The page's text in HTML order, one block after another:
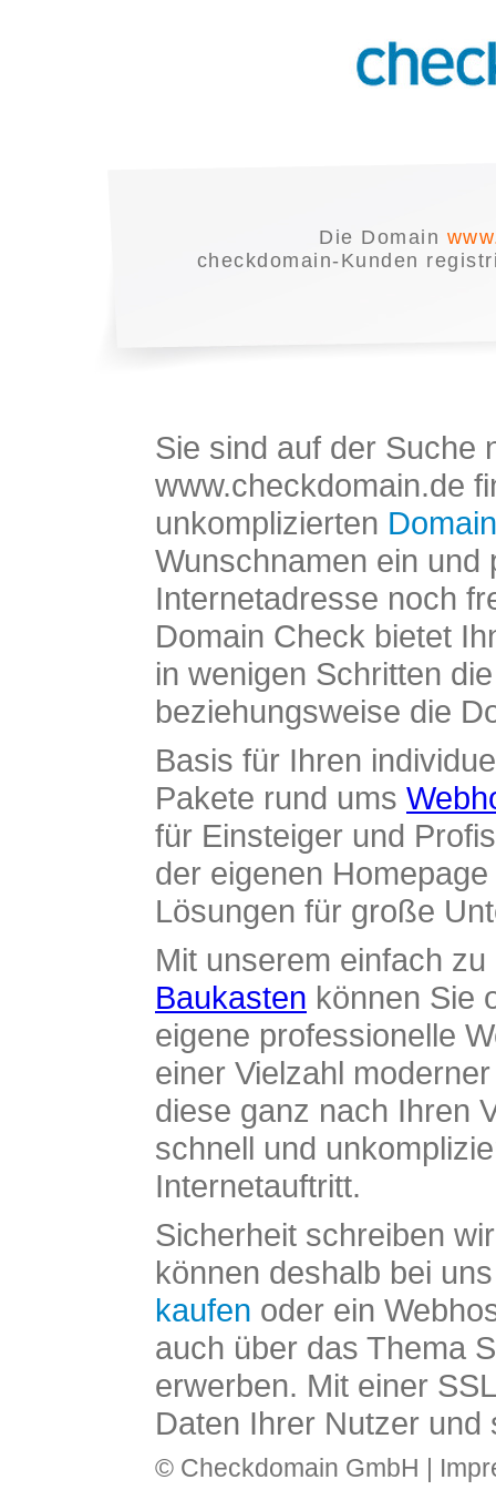
Die Domain
checkdomain-Kunden
Sie sind auf der Suche
www.checkdomain.de
unkomplizierten
Wunschnamen ein und
Internetadresse noch
Domain Check bietet
in wenigen Schritten
beziehungsweise die
Basis für Ihren
Pakete rund ums
für Einsteiger und
der eigenen
Lösungen für große
Mit unserem einfach
Baukasten können Sie
eigene professionelle
einer Vielzahl
diese ganz nach Ihren
schnell und
Internetauftritt.
Sicherheit schreiben
können deshalb bei
kaufen oder ein
auch über das Thema
erwerben. Mit einer
Daten Ihrer Nutzer und
© Checkdomain GmbH |